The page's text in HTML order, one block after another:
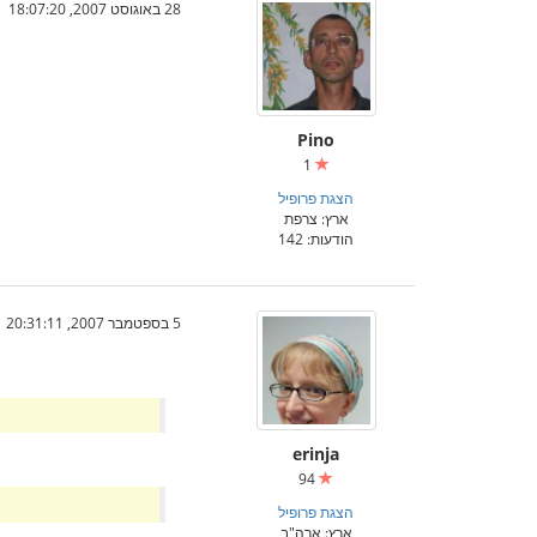
Pino
הצגת פרופיל
ארץ: צרפת
הודעות: 142
28 באוגוסט 2007, 18:07:20
erinja
הצגת פרופיל
ארץ: ארה"ב
5 בספטמבר 2007, 20:31:11